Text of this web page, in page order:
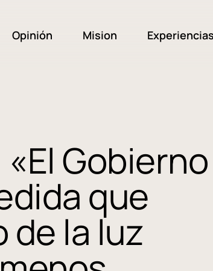
Opinión Mision Experiencias
Gobierno
que
de la luz